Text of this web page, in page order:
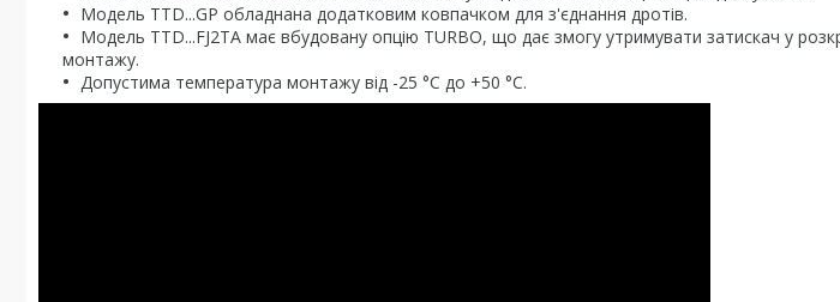
Модель TTD...GP обладнана додатковим ковпачком для з'єднання дротів.
Модель TTD...FJ2TA має вбудовану опцію TURBO, що дає змогу утримувати затискач у
монтажу.
Допустима температура монтажу від -25 °C до +50 °C.